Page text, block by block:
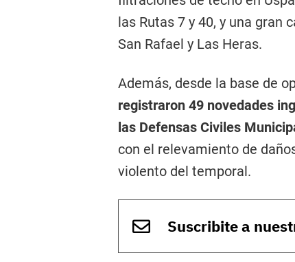
las Rutas 7 y 40, y una gran
San Rafael y Las Heras.
Además, desde la base de
registraron 49 novedades
las Defensas Civiles
con el relevamiento de
violento del temporal.
Suscribite a